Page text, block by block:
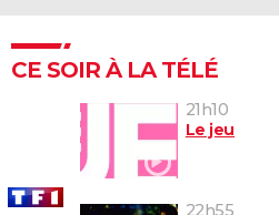
CE SOIR À LA TÉLÉ
21h10
Le jeu
22h55